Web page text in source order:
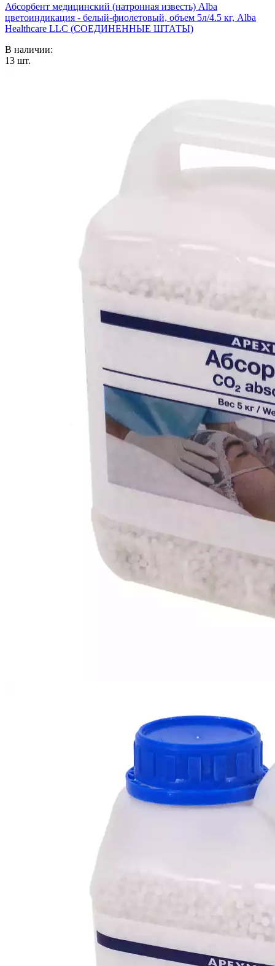
Абсорбент медицинский (натронная известь) Alba
цветоиндикация - белый-фиолетовый, объем 5л/4.5 кг, Alba
Healthcare LLC (СОЕДИНЕННЫЕ ШТАТЫ)
В наличии:
13 шт.